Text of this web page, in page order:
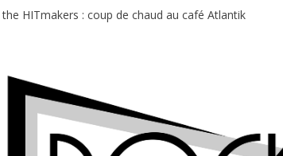
the HITmakers : coup de chaud au café Atlantik
l’Olympia : la leçon de pop du Professeur Puth